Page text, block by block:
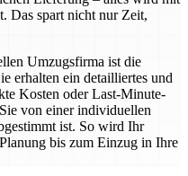
Das spart nicht nur Zeit,
Umzugsfirma ist die
erhalten ein detailliertes und
Kosten oder Last-Minute-
von einer individuellen
ist. So wird Ihr
bis zum Einzug in Ihre